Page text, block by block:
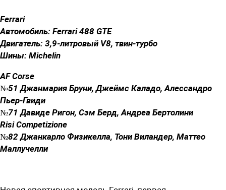
Ferrari
Автомобиль: Ferrari 488 GTE
Двигатель: 3,9-литровый V8, твин-турбо
Шины: Michelin
AF Corse
№51 Джанмария Бруни, Джеймс Каладо, Алессандро
Пьер-Гвиди
№71 Давиде Ригон, Сэм Берд, Андреа Бертолини
Risi Competizione
№82 Джанкарло Физикелла, Тони Виландер, Маттео
Маллучелли